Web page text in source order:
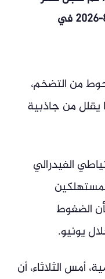
الدولار اليوم السبت 8-8-2026 في
من التضخم،
يقلل من جاذبية
الفيدرالي
الضغوط
يونيو.
أمس الثلاثاء، أن